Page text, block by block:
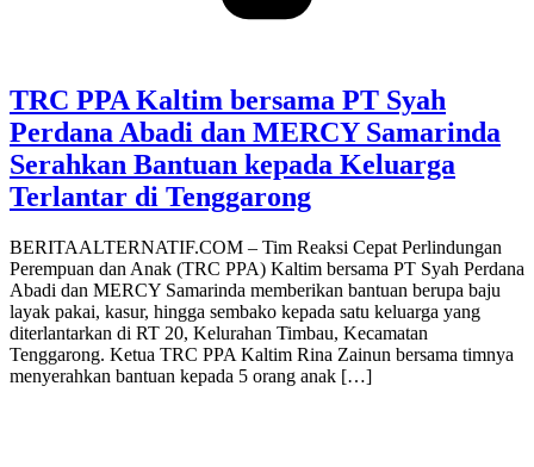
TRC PPA Kaltim bersama PT Syah
Perdana Abadi dan MERCY Samarinda
Serahkan Bantuan kepada Keluarga
Terlantar di Tenggarong
BERITAALTERNATIF.COM – Tim Reaksi Cepat Perlindungan
Perempuan dan Anak (TRC PPA) Kaltim bersama PT Syah Perdana
Abadi dan MERCY Samarinda memberikan bantuan berupa baju
layak pakai, kasur, hingga sembako kepada satu keluarga yang
diterlantarkan di RT 20, Kelurahan Timbau, Kecamatan
Tenggarong. Ketua TRC PPA Kaltim Rina Zainun bersama timnya
menyerahkan bantuan kepada 5 orang anak […]